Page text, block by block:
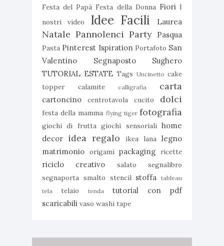
Festa del Papà Festa della Donna Fiori I
nostri video
Idee Facili Laurea
Natale Pannolenci Party Pasqua
Pasta Pinterest Ispiration Portafoto San
Valentino
Segnaposto
Sughero
TUTORIAL ESTATE Tags Uncinetto cake
topper
calamite calligrafia carta
cartoncino centrotavola cucito dolci
festa della mamma flying tiger fotografia
giochi di frutta giochi sensoriali home
decor idea regalo ikea lana legno
matrimonio origami packaging ricette
riciclo creativo salato
segnalibro
segnaporta smalto stencil stoffa tableau
tela
telaio tenda
tutorial con pdf
scaricabili vaso washi tape